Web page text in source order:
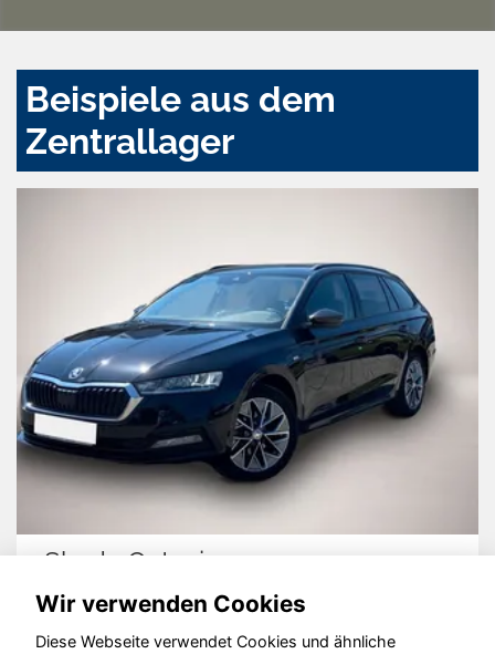
Beispiele aus dem
Zentrallager
Skoda Octavia
Wir verwenden Cookies
Diese Webseite verwendet Cookies und ähnliche